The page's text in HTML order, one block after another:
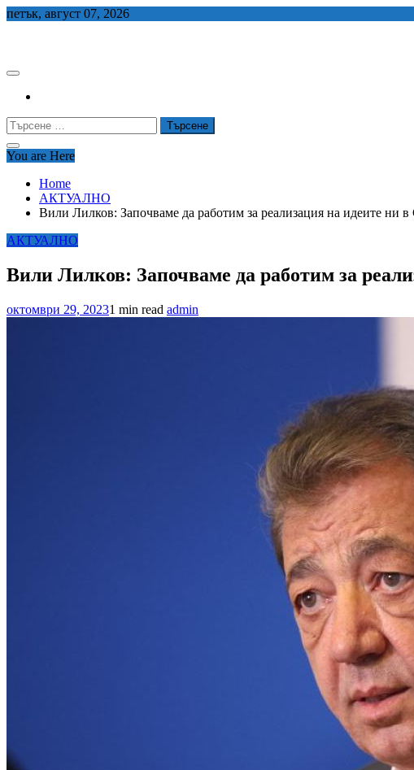
Skip
петък, август 07, 2026
Търсене
за:
You are Here
Home
АКТУАЛНО
Вили Лилков: Започваме да работим за реализация на идеите ни
АКТУАЛНО
Вили Лилков: Започваме да работим за
октомври 29, 20231 min read admin